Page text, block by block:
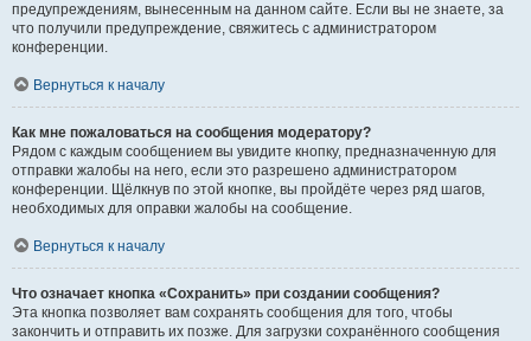
предупреждениям, вынесенным на данном сайте. Если вы не знаете, за
что получили предупреждение, свяжитесь с администратором
конференции.
Вернуться к началу
Как мне пожаловаться на сообщения модератору?
Рядом с каждым сообщением вы увидите кнопку, предназначенную для
отправки жалобы на него, если это разрешено администратором
конференции. Щёлкнув по этой кнопке, вы пройдёте через ряд шагов,
необходимых для оправки жалобы на сообщение.
Вернуться к началу
Что означает кнопка «Сохранить» при создании сообщения?
Эта кнопка позволяет вам сохранять сообщения для того, чтобы
закончить и отправить их позже. Для загрузки сохранённого сообщения